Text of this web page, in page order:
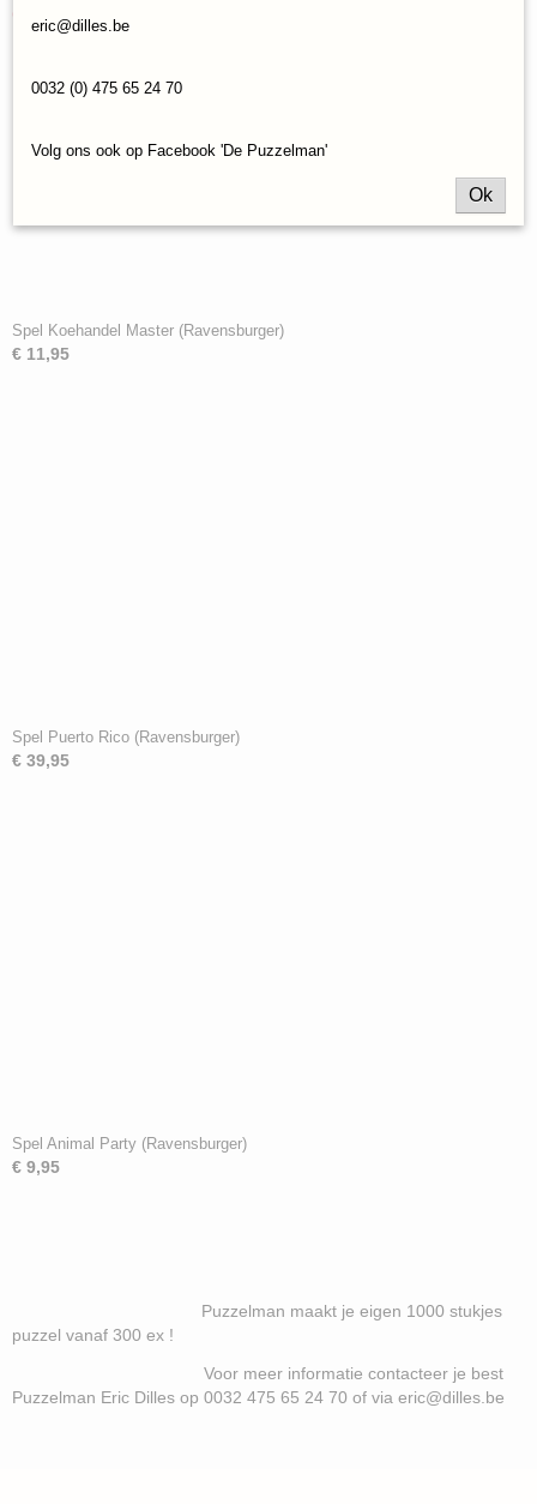
Ook interessant
Spel Koehandel Master (Ravensburger)
€ 11,95
Spel Puerto Rico (Ravensburger)
€ 39,95
Spel Animal Party (Ravensburger)
€ 9,95
Puzzelman maakt je eigen 1000 stukjes
puzzel vanaf 300 ex !
Voor meer informatie contacteer je best
Puzzelman Eric Dilles op 0032 475 65 24 70 of via eric@dilles.be
eric@dilles.be
0032 (0) 475 65 24 70
Volg ons ook op Facebook 'De Puzzelman'
Ok